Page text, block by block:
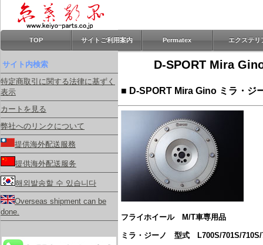
TOP サイトご利用案内 Permatex エクステリ
サイト内検索
特定商取引に関する法律に基ずく
表示
カートを見る
弊社へのリンクについて
提供海外配送服務
提供海外配送服务
해외발송할 수 있습니다
Overseas shipment can be
done.
D-SPORT Mira
■ D-SPORT Mira Gino ミラ・ジ
フライホイール M/T車専用品
ミラ・ジーノ 型式 L700S/701S/710S/